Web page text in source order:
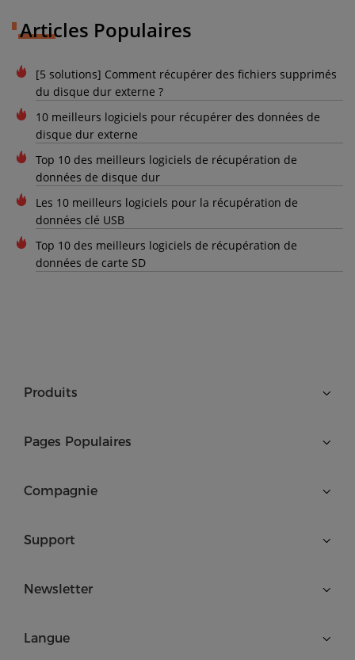
Articles Populaires
[5 solutions] Comment récupérer des fichiers supprimés
du disque dur externe ?
10 meilleurs logiciels pour récupérer des données de
disque dur externe
Top 10 des meilleurs logiciels de récupération de
données de disque dur
Les 10 meilleurs logiciels pour la récupération de
données clé USB
Top 10 des meilleurs logiciels de récupération de
données de carte SD
Produits
Pages Populaires
Compagnie
Support
Newsletter
Langue